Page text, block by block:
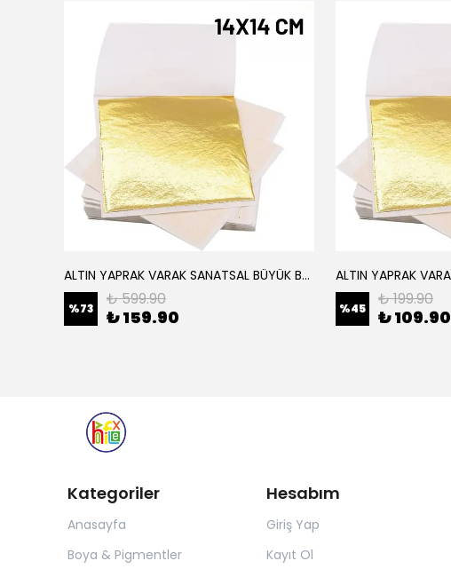
ALTIN YAPRAK VARAK SANATSAL BÜYÜK BOY FOLYO EPOKSİ REÇİNE NAİL ART 16 ADET 14X14 CM ALTIN RENK
%73 ₺ 599.90
₺ 159.90 %45 ₺ 199.90
₺ 109.90
Kategoriler
Anasayfa
Boya & Pigmentler
Hesabım
Giriş Yap
Kayıt Ol